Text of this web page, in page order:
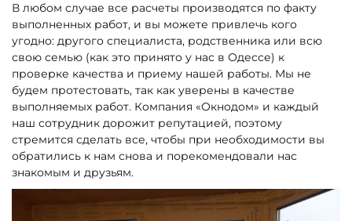
В любом случае все расчеты производятся по факту
выполненных работ, и вы можете привлечь кого
угодно: другого специалиста, родственника или всю
свою семью (как это принято у нас в Одессе) к
проверке качества и приему нашей работы. Мы не
будем протестовать, так как уверены в качестве
выполняемых работ. Компания «Окнодом» и каждый
наш сотрудник дорожит репутацией, поэтому
стремится сделать все, чтобы при необходимости вы
обратились к нам снова и порекомендовали нас
знакомым и друзьям.